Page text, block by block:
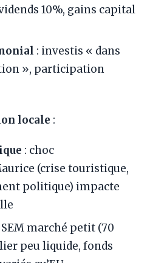
10%, gains capital
: investis « dans
», participation
locale :
: choc
(crise touristique,
politique) impacte
SEM marché petit (70
peu liquide, fonds